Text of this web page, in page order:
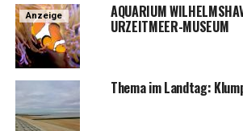
Anzeige AQUARIUM
URZEITMEER-MUSEUM
The­ma im Land­tag: